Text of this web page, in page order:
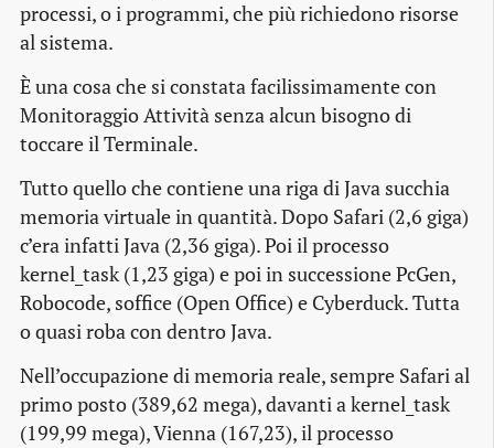
processi, o i programmi, che più richiedono risorse
al sistema.
È una cosa che si constata facilissimamente con
Monitoraggio Attività senza alcun bisogno di
toccare il Terminale.
Tutto quello che contiene una riga di Java succhia
memoria virtuale in quantità. Dopo Safari (2,6 giga)
c’era infatti Java (2,36 giga). Poi il processo
kernel_task (1,23 giga) e poi in successione PcGen,
Robocode, soffice (Open Office) e Cyberduck. Tutta
o quasi roba con dentro Java.
Nell’occupazione di memoria reale, sempre Safari al
primo posto (389,62 mega), davanti a kernel_task
(199,99 mega), Vienna (167,23), il processo